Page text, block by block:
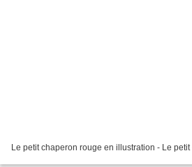
Le petit chaperon rouge en illustration - Le